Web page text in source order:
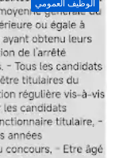
الوظيف العمومي